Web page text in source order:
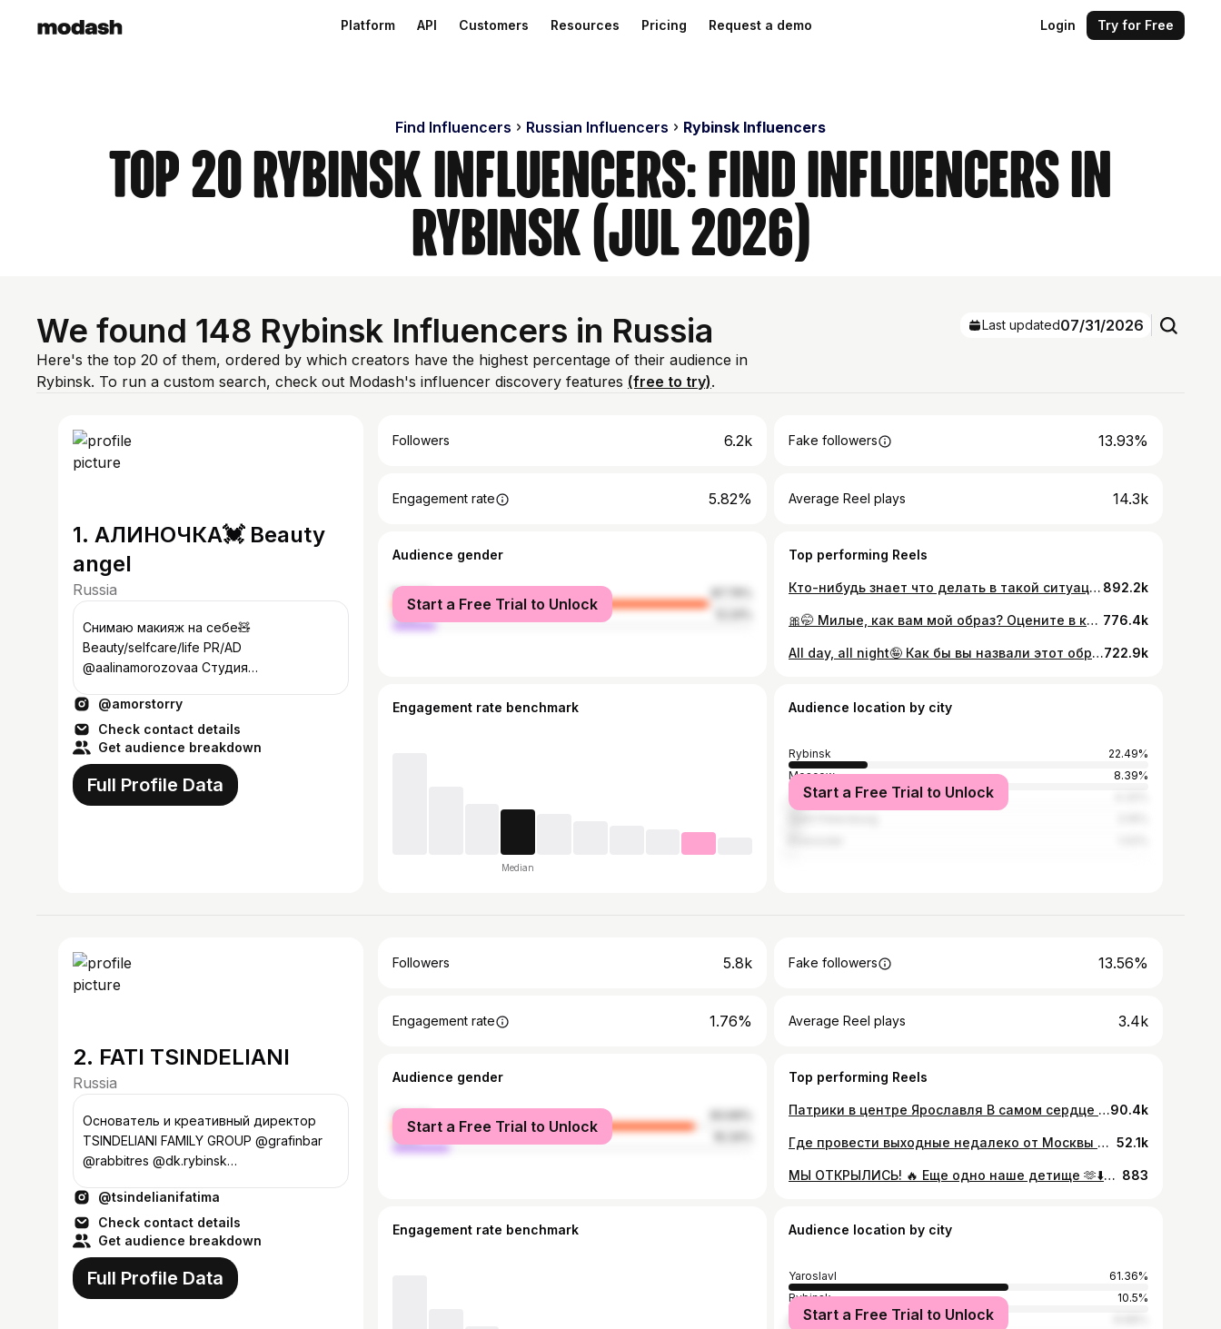
Platform API Customers Resources Pricing Request a demo Login Try for Free
Find Influencers Russian Influencers Rybinsk Influencers
Top 20 Rybinsk Influencers: Find Influencers in
Rybinsk (Jul 2026)
We found 148 Rybinsk Influencers in Russia
Here's the top 20 of them, ordered by which creators have the highest percentage of their audience in
Rybinsk. To run a custom search, check out Modash's influencer discovery features (free to try).
Last updated07/31/2026
1. АЛИНОЧКА💓 Beauty
angel
Russia
Снимаю макияж на себе🧸
Beauty/selfcare/life PR/AD
@aalinamorozovaa Студия
@amorstorry
Check contact details
Get audience breakdown
Full Profile Data
Followers 6.2k Fake followers 13.93%
Engagement rate 5.82% Average Reel plays 14.3k
Audience gender
female
male
Start a Free Trial to Unlock
Top performing Reels
Кто-нибудь знает что делать в такой ситуации?😭🙏🏼 @amorstorry 892.2k
🎀🤭 Милые, как вам мой образ? Оцените в комментариях👇🏽 @amorstorry Hair @yoursvikki 776.4k
All day, all night🤪 Как бы вы назвали этот образ? Напишите в комментариях👇🏽🫶🏽 Hair @yoursvikki Makeup/md @amorstorry722.9k
Engagement rate benchmark
Median
Audience location by city
Rybinsk
22.49%
Moscow
8.39%
Yaroslavl
Start a Free Trial to Unlock
2. FATI TSINDELIANI
Russia
Основатель и креативный директор
TSINDELIANI FAMILY GROUP @grafinbar
@rabbitres @dk.rybinsk
@tsindelianifatima
Check contact details
Get audience breakdown
Full Profile Data
Followers 5.8k Fake followers 13.56%
Engagement rate 1.76% Average Reel plays 3.4k
Audience gender
female
male
Start a Free Trial to Unlock
Top performing Reels
Патрики в центре Ярославля В самом сердце города Ярославля расположена уникальная кондитерская @tflab.yar которая восхищает своим неповторимым стилем и изысканными десертами. Широкий выбор десертов в кондитерской удовлетворит самые изысканные вкусы.90.4k
Где провести выходные недалеко от Москвы и Ярославля?! Рыбинск – чудесный туристический город, который стоит посетить. Представляя собой настоящую жемчужину, раскинувшуюся на берегах Волги, Рыбинск восхищает своими уникальными достопримечательностями и богатой историей. Одной из главных достопримечательностей города является Рыбинский Кремль – старинная укрепленная крепость, существующая с XV века. И конечно же ДОМ КУЛЬТУРЫ И ОТДЫХА Ресторанный комплекс расположен в самом сердце Рыбинска, в старинном особняке бывшего городского главы Константина Ивановича Расторгуева. Здание постройки конца 19 столетия является памятником архитектуры и входит в список объектов культурного наследия Ярославской области. 52.1k
МЫ ОТКРЫЛИСЬ! 🔥 Еще одно наше детище 🫶⬇️⬇️⬇️ Первая ПАНАДЕРИЯ ЯРОСЛАВЛЯ открыла свои двери для любителей свежего бездрожжевого хлеба и гастрономических шедевров! Такого в Ярославле еще точно не было. 🔥 Приглашаем Вас в гости убедиться в этом лично 🤲 Мы ждем вас ежедневно с 8:00 до 21:00 по адресу свободы 9#ярославль #кудасходитьярославль #завтрак #панадерия 883
Engagement rate benchmark Audience location by city
Yaroslavl
61.36%
Rybinsk
10.5%
Moscow
Start a Free Trial to Unlock